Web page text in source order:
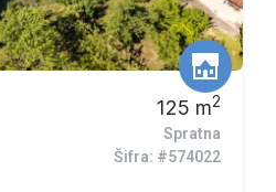
125 m2
Spratna
Šifra: #574022